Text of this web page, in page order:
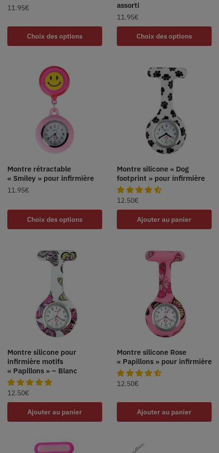
11.95€
Choix des options
assorti
11.95€
Choix des options
Montre rétractable
« Smiley » pour infirmière
11.95€
Choix des options
Montre silicone « Dog
footprint » pour infirmière
12.50€
Ajouter au panier
Montre silicone pour
infirmière motifs
« Papillons » – Blanc
12.50€
Ajouter au panier
Montre silicone Rose
« Papillons » pour infirmière
12.50€
Ajouter au panier